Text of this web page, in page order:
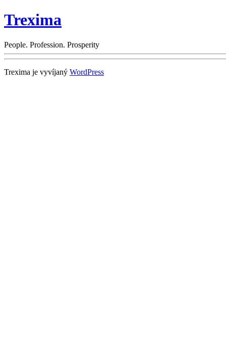
Trexima
People. Profession. Prosperity
Trexima je vyvíjaný WordPress